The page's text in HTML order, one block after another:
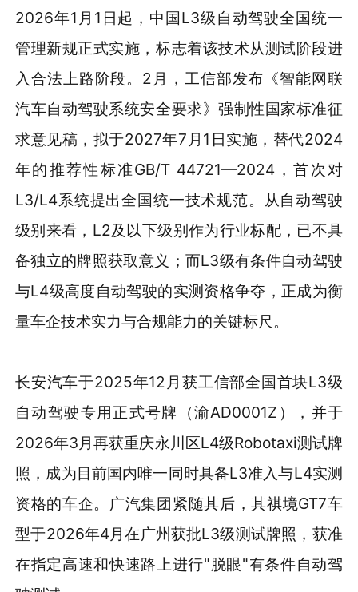
2026年1月1日起，中国L3级自动驾驶全国统一
管理新规正式实施，标志着该技术从测试阶段进
入合法上路阶段。2月，工信部发布《智能网联
汽车自动驾驶系统安全要求》强制性国家标准征
求意见稿，拟于2027年7月1日实施，替代2024
年的推荐性标准GB/T 44721—2024，首次对
L3/L4系统提出全国统一技术规范。从自动驾驶
级别来看，L2及以下级别作为行业标配，已不具
备独立的牌照获取意义；而L3级有条件自动驾驶
与L4级高度自动驾驶的实测资格争夺，正成为衡
量车企技术实力与合规能力的关键标尺。
长安汽车于2025年12月获工信部全国首块L3级
自动驾驶专用正式号牌（渝AD0001Z），并于
2026年3月再获重庆永川区L4级Robotaxi测试牌
照，成为目前国内唯一同时具备L3准入与L4实测
资格的车企。广汽集团紧随其后，其祺境GT7车
型于2026年4月在广州获批L3级测试牌照，获准
在指定高速和快速路上进行"脱眼"有条件自动驾